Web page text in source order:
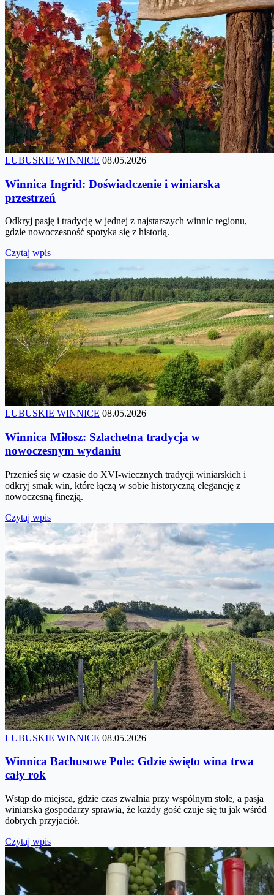
LUBUSKIE WINNICE 08.05.2026
Winnica Ingrid: Doświadczenie i winiarska
przestrzeń
Odkryj pasję i tradycję w jednej z najstarszych winnic regionu,
gdzie nowoczesność spotyka się z historią.
Czytaj wpis
LUBUSKIE WINNICE 08.05.2026
Winnica Miłosz: Szlachetna tradycja w
nowoczesnym wydaniu
Przenieś się w czasie do XVI-wiecznych tradycji winiarskich i
odkryj smak win, które łączą w sobie historyczną elegancję z
nowoczesną finezją.
Czytaj wpis
LUBUSKIE WINNICE 08.05.2026
Winnica Bachusowe Pole: Gdzie święto wina trwa
cały rok
Wstąp do miejsca, gdzie czas zwalnia przy wspólnym stole, a pasja
winiarska gospodarzy sprawia, że każdy gość czuje się tu jak wśród
dobrych przyjaciół.
Czytaj wpis